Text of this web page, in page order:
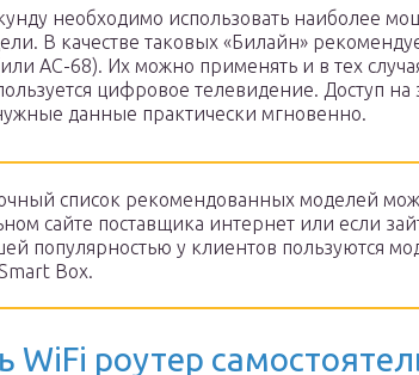
необходимо использовать наиболее
В качестве таковых «Билайн»
АС-68). Их можно применять и в тех
цифровое телевидение. Доступ на
данные практически мгновенно.
список рекомендованных моделей
сайте поставщика интернет или если
популярностью у клиентов пользуются
Box.
WiFi роутер